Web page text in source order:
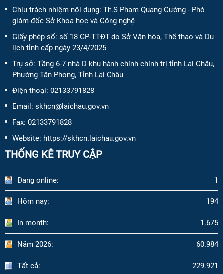
Chịu trách nhiệm nội dung: Th.S Phạm Quang Cường - Phó
giám đốc Sở Khoa học và Công nghệ
Giấy phép số: số 18 GP-TTĐT do Sở Văn hóa, Thể thao và Du
lịch tỉnh cấp ngày 23/4/2025
Trụ sở: Tầng 6-7 nhà D khu hành chính chính trị tỉnh Lai Châu,
Phường Tân Phong, Tỉnh Lai Châu
Điện thoại: 02133791828
Email: skhcn@laichau.gov.vn
Fax: 02133791828
Website: https://skhcn.laichau.gov.vn
THỐNG KÊ TRUY CẬP
Đang online: 1
Hôm nay: 194
In month: 1.675
Năm 2026: 60.984
Tất cả: 229.921